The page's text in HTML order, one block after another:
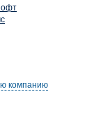
компанию